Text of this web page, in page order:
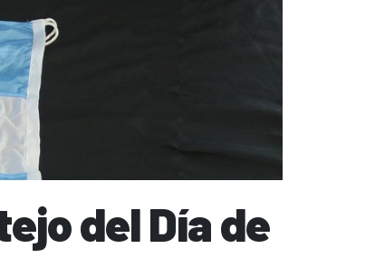
del Día de